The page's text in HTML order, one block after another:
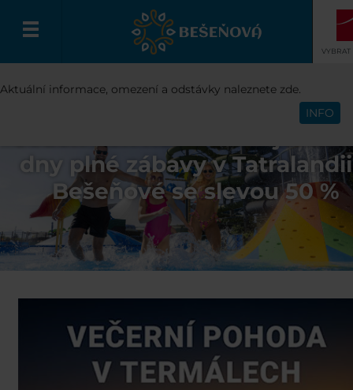
Čeština
VYBRAT
dny plné zábavy v
Bešeňové se slevou 50 %
Aktuální informace, omezení a odstávky naleznete zde.
INFO